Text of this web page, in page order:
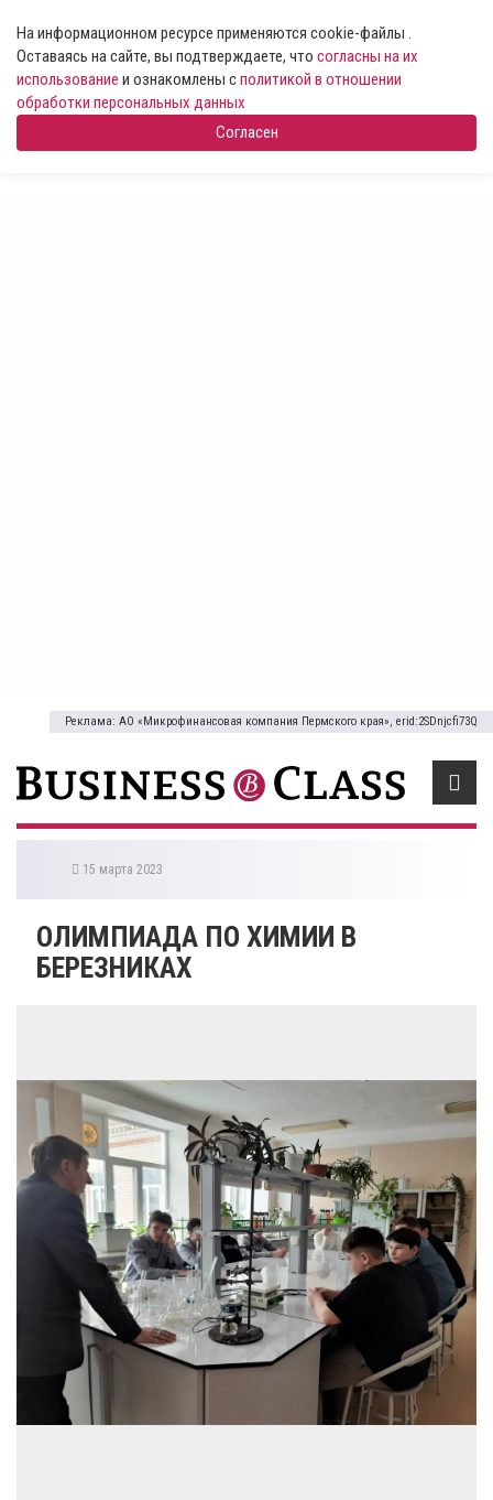
На информационном ресурсе применяются cookie-файлы .
Оставаясь на сайте, вы подтверждаете, что согласны на их
использование и ознакомлены сполитикой в отношении
обработки персональных данных
Согласен
Реклама: АО «Микрофинансовая компания Пермского края», erid:2SDnjcfi73Q
15 марта 2023
ОЛИМПИАДА ПО ХИМИИ В
БЕРЕЗНИКАХ